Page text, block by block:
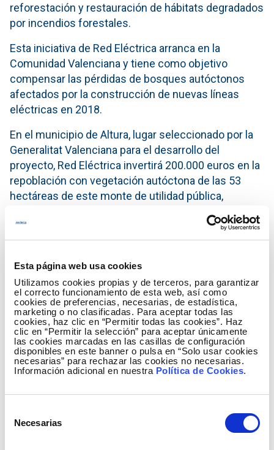
Esta página web usa cookies
Utilizamos cookies propias y de terceros, para garantizar
el correcto funcionamiento de esta web, así como
cookies de preferencias, necesarias, de estadística,
marketing o no clasificadas. Para aceptar todas las
cookies, haz clic en “Permitir todas las cookies”. Haz
clic en “Permitir la selección” para aceptar únicamente
las cookies marcadas en las casillas de configuración
disponibles en este banner o pulsa en “Solo usar cookies
necesarias” para rechazar las cookies no necesarias.
Información adicional en nuestra Política de Cookies.
Necesarias
reforestación y restauración de hábitats degradados
por incendios forestales.
Esta iniciativa de Red Eléctrica arranca en la
Comunidad Valenciana y tiene como objetivo
compensar las pérdidas de bosques autóctonos
afectados por la construcción de nuevas líneas
eléctricas en 2018.
En el municipio de Altura, lugar seleccionado por la
Generalitat Valenciana para el desarrollo del
proyecto, Red Eléctrica invertirá 200.000 euros en la
repoblación con vegetación autóctona de las 53
hectáreas de este monte de utilidad pública,
afectadas por un incendio forestal en el año 2012.
La plantación de arbolado contribuirá a restaurar el
paisaje y el hábitat para la fauna silvestre, y a
nutrientes y de materia orgánica.
La colaboración suscrita, que tiene una duración de
dos años, lleva asociada el desarrollo de actividades
divulgativas y de educación ambiental para
concienciar a la población sobre la importancia de la
protección de los espacios naturales.
biodiversidad, como principio básico de su política
ambiental, promoviendo su conservación mediante